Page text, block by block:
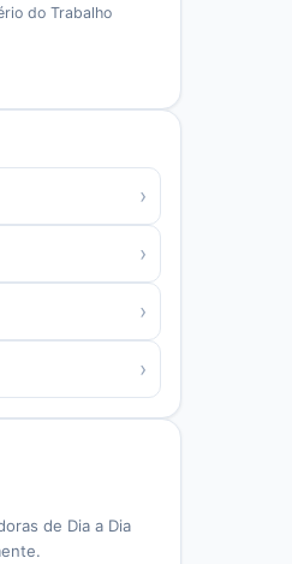
do Trabalho
›
›
›
›
de Dia a Dia